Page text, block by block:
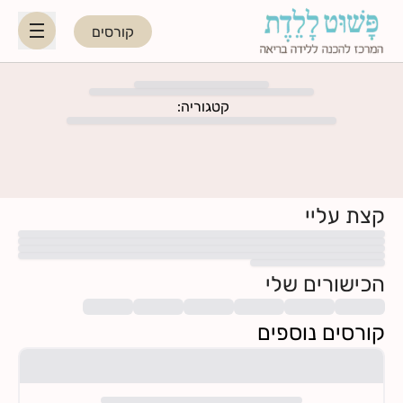
קורסים
לקראת ההורות
נשות מקצוע
תאריכי קורסים קרובים
קטגוריה:
קצת עליי
הכישורים שלי
קורסים נוספים